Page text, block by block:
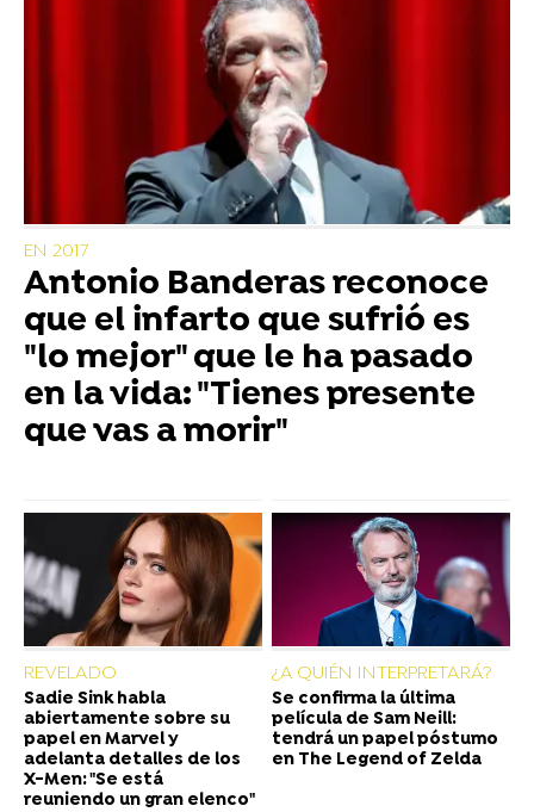
EN 2017
Antonio Banderas reconoce
que el infarto que sufrió es
"lo mejor" que le ha pasado
en la vida: "Tienes presente
que vas a morir"
REVELADO
Sadie Sink habla
abiertamente sobre su
papel en Marvel y
adelanta detalles de los
X-Men: "Se está
reuniendo un gran elenco"
¿A QUIÉN INTERPRETARÁ?
Se confirma la última
película de Sam Neill:
tendrá un papel póstumo
en The Legend of Zelda